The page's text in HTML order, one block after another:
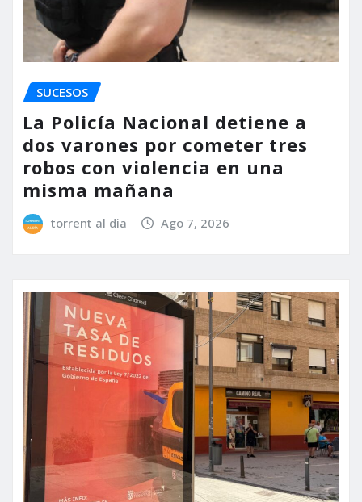
SUCESOS
La Policía Nacional detiene a
dos varones por cometer tres
robos con violencia en una
misma mañana
torrent al dia Ago 7, 2026